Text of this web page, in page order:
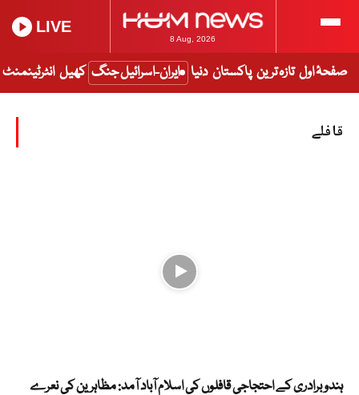
8 Aug, 2026
LIVE
صفحۂ اول تازہ ترین پاکستان دنیا ایران-اسرائیل جنگ کھیل انٹرٹینمنٹ
قافلے
ہندو برادری کے احتجاجی قافلوں کی اسلام آباد آمد: مظاہرین کی نعرے